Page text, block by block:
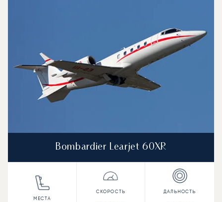
Bombardier Learjet 60XR